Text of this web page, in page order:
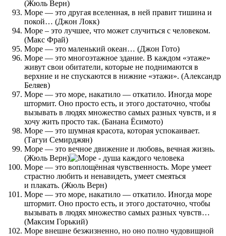
(Жюль Верн)
Море — это другая вселенная, в ней правит тишина и
покой… (Джон Локк)
Море – это лучшее, что может случиться с человеком.
(Макс Фрай)
Море — это маленький океан… (Джон Гото)
Море — это многоэтажное здание. В каждом «этаже»
живут свои обитатели, которые не поднимаются в
верхние и не спускаются в нижние «этажи». (Александр
Беляев)
Море — это море, накатило — откатило. Иногда море
штормит. Оно просто есть, и этого достаточно, чтобы
вызывать в людях множество самых разных чувств, и я
хочу жить просто так. (Банана Ёсимото)
Море — это шумная красота, которая успокаивает.
(Тагуи Семирджян)
Море — это вечное движение и любовь, вечная жизнь.
(Жюль Верн)
Море — это воплощённая чувственность. Море умеет
страстно любить и ненавидеть, умеет смеяться
и плакать. (Жюль Верн)
Море — это море, накатило — откатило. Иногда море
штормит. Оно просто есть, и этого достаточно, чтобы
вызывать в людях множество самых разных чувств…
(Максим Горький)
Море внешне безжизненно, но оно полно чудовищной